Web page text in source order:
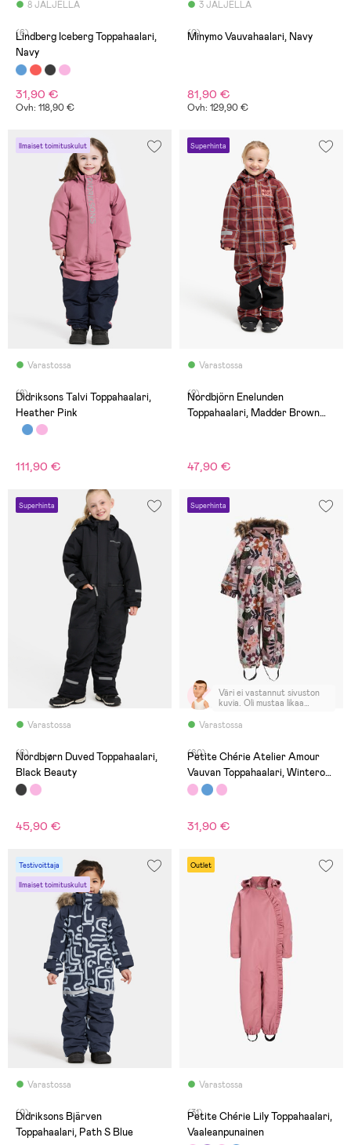
8 JÄLJELLÄ
(6)
Lindberg Iceberg Toppahaalari,
Navy
31,90 €
Ovh: 118,90 €
3 JÄLJELLÄ
(0)
Minymo Vauvahaalari, Navy
81,90 €
Ovh: 129,90 €
Ilmaiset toimituskulut
Varastossa
(8)
Didriksons Talvi Toppahaalari,
Heather Pink
111,90 €
Superhinta
Varastossa
(2)
Nordbjörn Enelunden
Toppahaalari, Madder Brown
47,90 €
Superhinta
Varastossa
(6)
Nordbjørn Duved Toppahaalari,
Black Beauty
45,90 €
Superhinta
Varastossa
Väri ei vastannut sivuston
kuvia. Oli mustaa likaa
tuotteessa.
(60)
Petite Chérie Atelier Amour
Vauvan Toppahaalari, Winterowl
Pale Mauve
31,90 €
Testivoittaja
Ilmaiset toimituskulut
Varastossa
(0)
Didriksons Bjärven
Toppahaalari, Path S Blue
Outlet
Varastossa
(31)
Petite Chérie Lily Toppahaalari,
Vaaleanpunainen